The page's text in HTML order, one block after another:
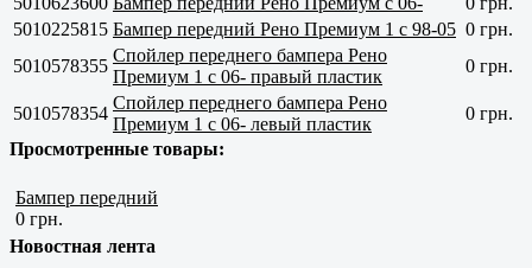
5010225815 Бампер передний Рено Премиум 1 с 98-05 0 грн.
5010578355
Спойлер переднего бампера Рено
Премиум 1 с 06- правый пластик
0 грн.
5010578354
Спойлер переднего бампера Рено
Премиум 1 с 06- левый пластик
0 грн.
Просмотренные товары:
Бампер передний
0 грн.
Новостная лента